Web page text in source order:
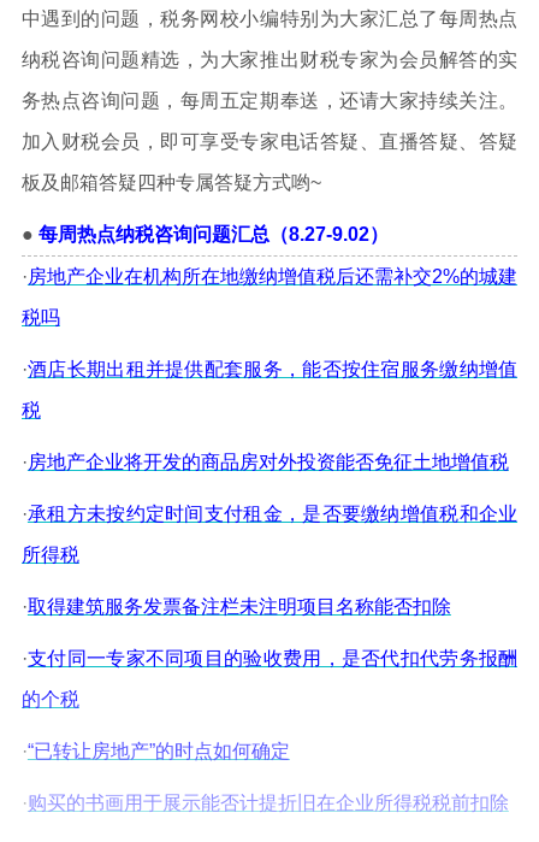
中遇到的问题，税务网校小编特别为大家汇总了每周热点
纳税咨询问题精选，为大家推出财税专家为会员解答的实
务热点咨询问题，每周五定期奉送，还请大家持续关注。
加入财税会员，即可享受专家电话答疑、直播答疑、答疑
板及邮箱答疑四种专属答疑方式哟~
● 每周热点纳税咨询问题汇总（8.27-9.02）
·房地产企业在机构所在地缴纳增值税后还需补交2%的城建
税吗
·酒店长期出租并提供配套服务，能否按住宿服务缴纳增值
税
·房地产企业将开发的商品房对外投资能否免征土地增值税
·承租方未按约定时间支付租金，是否要缴纳增值税和企业
所得税
·取得建筑服务发票备注栏未注明项目名称能否扣除
·支付同一专家不同项目的验收费用，是否代扣代劳务报酬
的个税
·“已转让房地产”的时点如何确定
·购买的书画用于展示能否计提折旧在企业所得税税前扣除